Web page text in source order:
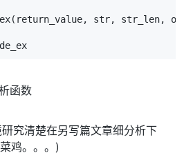
str, str_len,
函数
究清楚在另写篇文章细分析下
鸡。。。)